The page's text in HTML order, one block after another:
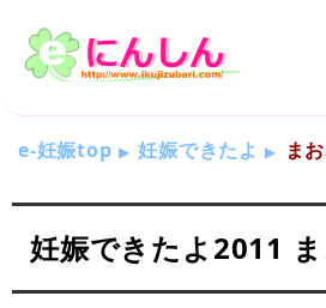
e-妊娠top 妊娠できたよ ま
妊娠できたよ2011